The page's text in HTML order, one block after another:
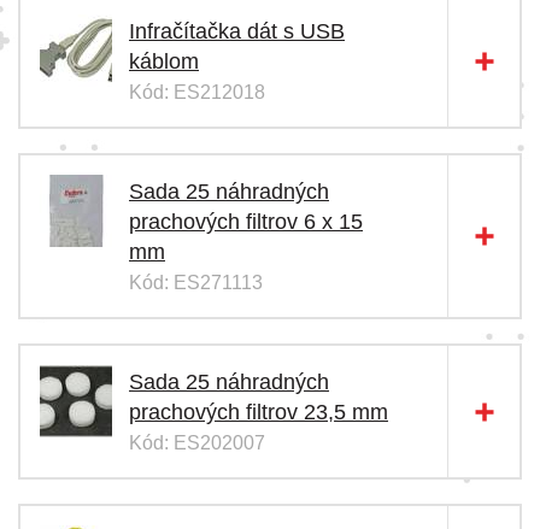
Infračítačka dát s USB
káblom
Kód: ES212018
Sada 25 náhradných
prachových filtrov 6 x 15
mm
Kód: ES271113
Sada 25 náhradných
prachových filtrov 23,5 mm
Kód: ES202007